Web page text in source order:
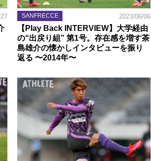
SANFRECCE 2023/06/06
【Play Back INTERVIEW】大学経由
の“出戻り組” 第1号。存在感を増す茶
島雄介の懐かしインタビューを振り
返る 〜2014年〜